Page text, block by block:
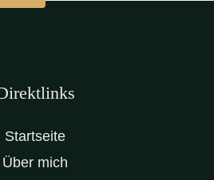
Startseite
Über mich